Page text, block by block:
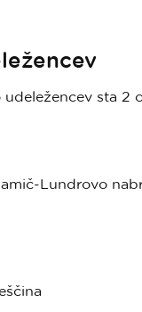
sta 2
Lundrovo